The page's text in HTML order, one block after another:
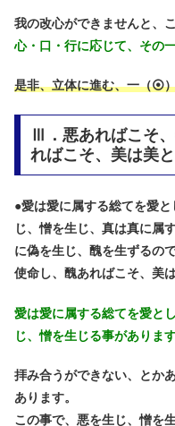
我の改心ができませんと、
心・口・行に応じて、その
是非、立体に進む、一（⦿
Ⅲ．悪あればこそ
ればこそ、美は美
●愛は愛に属する総てを愛
じ、憎を生じ、真は真に属
に偽を生じ、醜を生ずるの
使命し、醜あればこそ、美
愛は愛に属する総てを愛と
じ、憎を生じる事があります
拝み合うができない、とか
あります。
この事で、悪を生じ、憎を